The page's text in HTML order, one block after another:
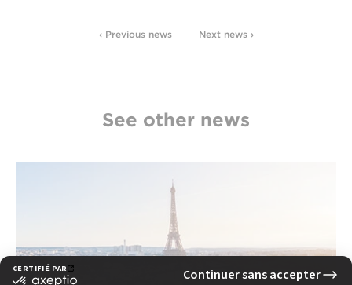
‹ Previous news Next news ›
See other news